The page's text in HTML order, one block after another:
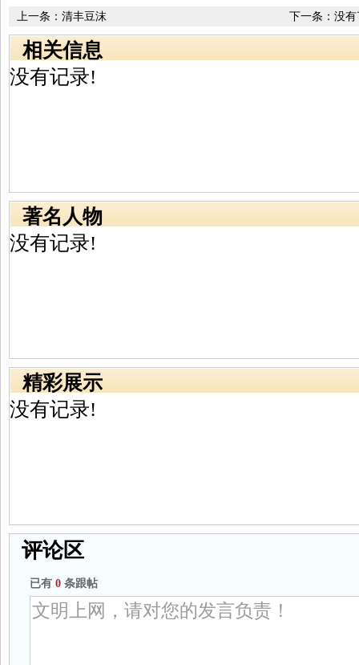
下一条：没有
上一条： 清丰豆沫
相关信息
没有记录!
著名人物
没有记录!
精彩展示
没有记录!
评论区
已有 0 条跟帖